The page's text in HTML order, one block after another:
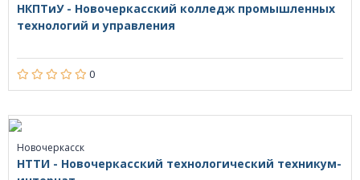
НКПТиУ - Новочеркасский колледж промышленных
технологий и управления
0
Новочеркасск
НТТИ - Новочеркасский технологический техникум-